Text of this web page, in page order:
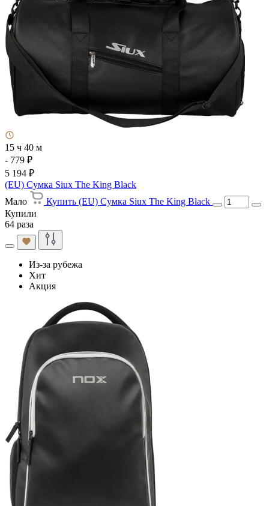
15 ч 40 м
- 779 ₽
5 194 ₽
(EU) Сумка Siux The King Black
Мало
Купить (EU) Сумка Siux The King Black
Купили
64 раза
Из-за рубежа
Хит
Акция